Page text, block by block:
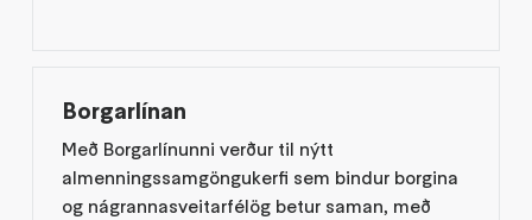
Borgarlínan
Með Borgarlínunni verður til nýtt
almenningssamgöngukerfi sem bindur borgina
og nágrannasveitarfélög betur saman, með